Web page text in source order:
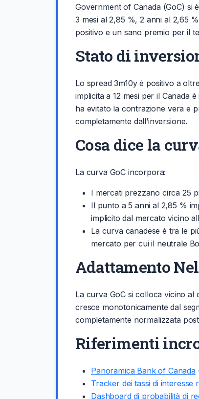
Government of Canada (GoC) si
3 mesi al 2,85 %, 2 anni al 2,65
positivo e un sano premio per il
Stato di
Lo spread 3m10y è positivo a
implicita a 12 mesi per il Canada
ha evitato la contrazione vera e
completamente dall’inversione.
Cosa dice la
La curva GoC incorpora:
I mercati prezzano circa 25
Il punto a 5 anni al 2,85 %
implicito dal mercato vicino
La curva canadese è tra le
mercato per cui il neutrale
Adattamento
La curva GoC si colloca vicino al
cresce monotonicamente dal
completamente normalizzata
Riferimenti
Panoramica Bank of Canada
Tracker dei tassi di interesse
Dashboard di probabilità di